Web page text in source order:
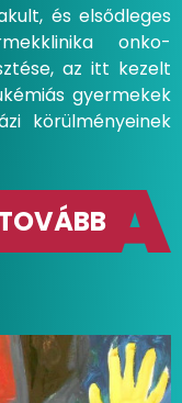
és elsődleges
onko-
az itt kezelt
gyermekek
körülményeinek